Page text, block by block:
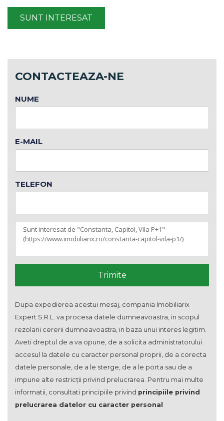
SUNT INTERESAT
CONTACTEAZA-NE
NUME
E-MAIL
TELEFON
Dupa expedierea acestui mesaj, compania Imobiliarix
Expert S.R.L. va procesa datele dumneavoastra, in scopul
rezolarii cererii dumneavoastra, in baza unui interes legitim.
Aveti dreptul de a va opune, de a solicita administratorului
accesul la datele cu caracter personal proprii, de a corecta
datele personale, de a le sterge, de a le porta sau de a
impune alte restricții privind prelucrarea. Pentru mai multe
informatii, consultati principiile privind principiile privind
prelucrarea datelor cu caracter personal